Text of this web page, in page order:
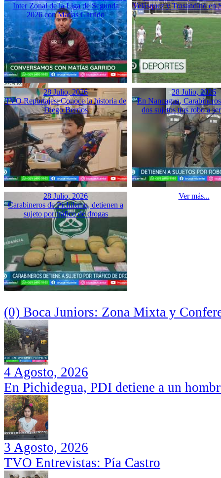
Inter Zonal de la Liga de Segunda
2026 con Matías Garrido
Velásquez y Trasandino en
28 Julio, 2026
TVO Reportajes: Conoce la historia de
Diego Berrios
28 Julio, 2026
En Nancagua,
dos sujetos tras robo a
28 Julio, 2026
Carabineros de Pichilemu, detienen a
sujeto por tráfico de drogas
Ver más...
(0) Boca Juniors: Zona Mixta y
4 Agosto, 2026
En Pichidegua, PDI detiene a un
3 Agosto, 2026
TVO Entrevistas: Pía Castro